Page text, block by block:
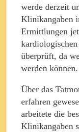
werde derzeit
Klinikangaben
Ermittlungen
überprüft, da
werden können.
Über das
erfahren
arbeitete die
Klinikangaben